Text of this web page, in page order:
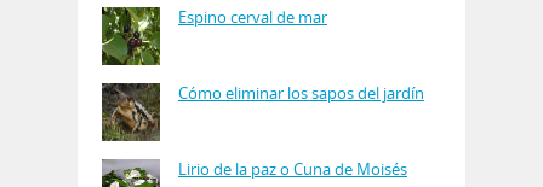
Espino cerval de mar
Cómo eliminar los sapos del jardín
Lirio de la paz o Cuna de Moisés